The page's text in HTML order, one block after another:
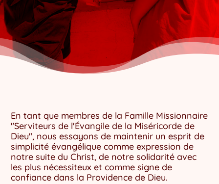
En tant que membres de la Famille Missionnaire
"Serviteurs de l'Évangile de la Miséricorde de
Dieu", nous essayons de maintenir un esprit de
simplicité évangélique comme expression de
notre suite du Christ, de notre solidarité avec
les plus nécessiteux et comme signe de
confiance dans la Providence de Dieu.